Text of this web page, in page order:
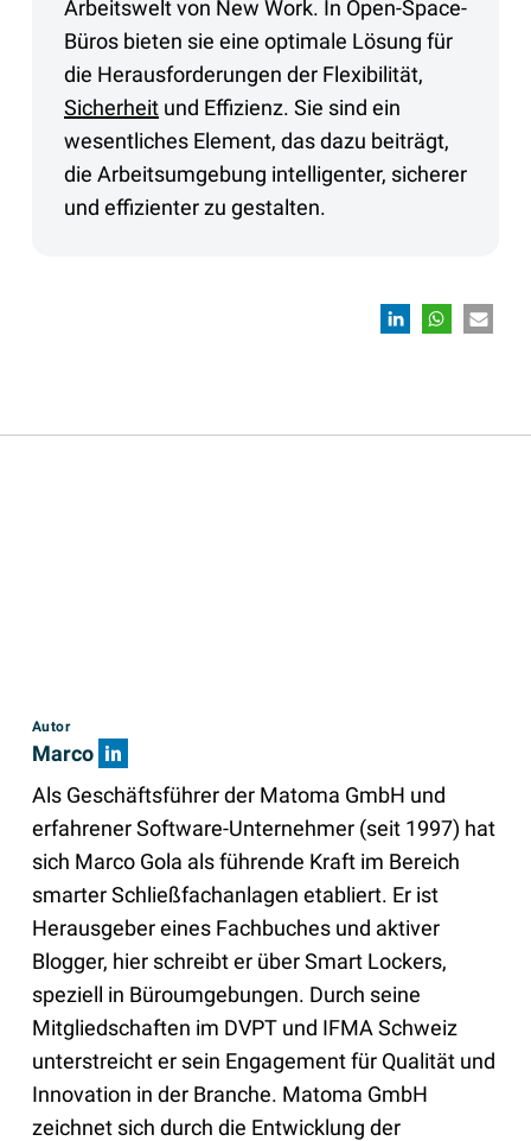
Arbeitswelt von New Work. In Open-Space-
Büros bieten sie eine optimale Lösung für
die Herausforderungen der Flexibilität,
Sicherheitund Effizienz. Sie sind ein
wesentliches Element, das dazu beiträgt,
die Arbeitsumgebung intelligenter, sicherer
und effizienter zu gestalten.
Autor
Marco
Als Geschäftsführer der Matoma GmbH und
erfahrener Software-Unternehmer (seit 1997) hat
sich Marco Gola als führende Kraft im Bereich
smarter Schließfachanlagen etabliert. Er ist
Herausgeber eines Fachbuches und aktiver
Blogger, hier schreibt er über Smart Lockers,
speziell in Büroumgebungen. Durch seine
Mitgliedschaften im DVPT und IFMA Schweiz
unterstreicht er sein Engagement für Qualität und
Innovation in der Branche. Matoma GmbH
zeichnet sich durch die Entwicklung der